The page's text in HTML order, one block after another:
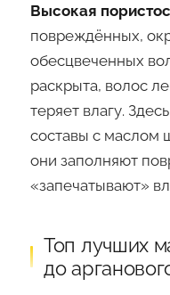
Высокая
повреждённых,
обесцвеченных
раскрыта, волос
теряет влагу.
составы с маслом
они заполняют
«запечатывают»
Топ лучших
до